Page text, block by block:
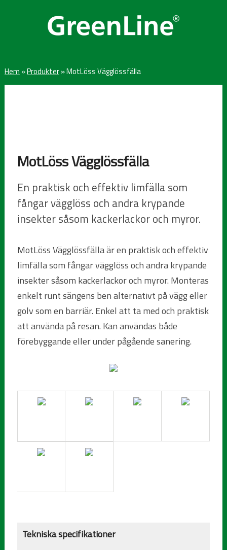
Hem »Produkter»MotLöss Vägglössfälla
MotLöss Vägglössfälla
En praktisk och effektiv limfälla som
fångar vägglöss och andra krypande
insekter såsom kackerlackor och myror.
MotLöss Vägglössfälla är en praktisk och effektiv
limfälla som fångar vägglöss och andra krypande
insekter såsom kackerlackor och myror. Monteras
enkelt runt sängens ben alternativt på vägg eller
golv som en barriär. Enkel att ta med och praktisk
att använda på resan. Kan användas både
förebyggande eller under pågående sanering.
Tekniska specifikationer